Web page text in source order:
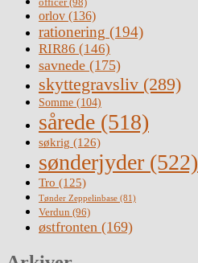
orlov (136)
rationering (194)
RIR86 (146)
savnede (175)
skyttegravsliv (289)
Somme (104)
sårede (518)
søkrig (126)
sønderjyder (522)
Tro (125)
Tønder Zeppelinbase (81)
Verdun (96)
østfronten (169)